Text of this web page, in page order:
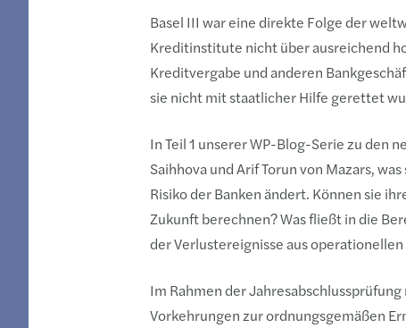
Basel III war eine direkte Folge der
Kreditinstitute nicht über ausreichend
Kreditvergabe und anderen
sie nicht mit staatlicher Hilfe gerettet
In Teil 1 unserer WP-Blog-Serie zu den
Saihhova und Arif Torunvon Mazars,
Risiko der Banken ändert. Können sie
Zukunft berechnen? Was fließt in die
der Verlustereignisse aus
Im Rahmen der
Vorkehrungen zur ordnungsgemäßen